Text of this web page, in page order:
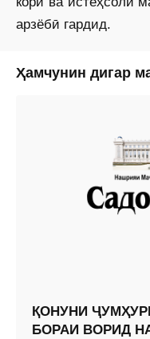
арзёбӣ гардид.
Ҳамчунин дигар
ҚОНУНИ
БОРАИ ВОРИД